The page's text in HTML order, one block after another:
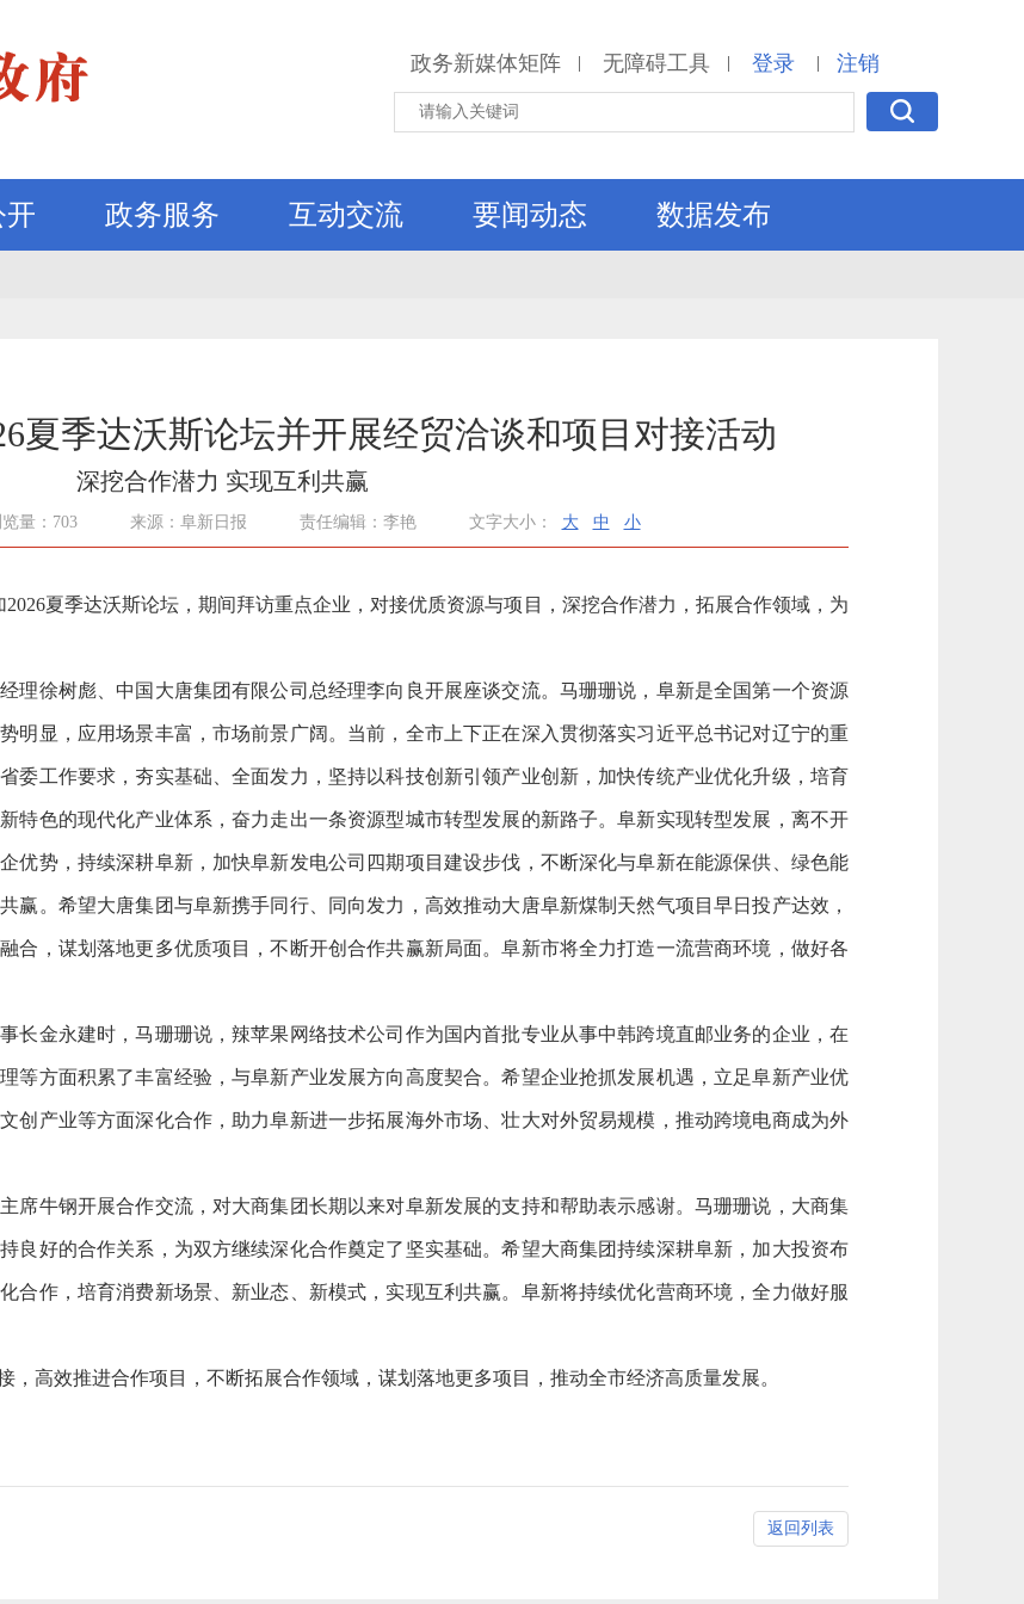
政务新媒体矩阵 | 无障碍工具 | 登录 | 注销
开 政务服务 互动交流 要闻动态 数据发布
夏季达沃斯论坛并开展经贸洽谈和项目对接活动
深挖合作潜力 实现互利共赢
量：703 来源：阜新日报 责任编辑：李艳 文字大小： 大 中 小
夏季达沃斯论坛，期间拜访重点企业，对接优质资源与项目，深挖合作潜力，拓展合作领域，为
徐树彪、中国大唐集团有限公司总经理李向良开展座谈交流。马珊珊说，阜新是全国第一个资源
明显，应用场景丰富，市场前景广阔。当前，全市上下正在深入贯彻落实习近平总书记对辽宁的重
委工作要求，夯实基础、全面发力，坚持以科技创新引领产业创新，加快传统产业优化升级，培育
特色的现代化产业体系，奋力走出一条资源型城市转型发展的新路子。阜新实现转型发展，离不开
优势，持续深耕阜新，加快阜新发电公司四期项目建设步伐，不断深化与阜新在能源保供、绿色能
赢。希望大唐集团与阜新携手同行、同向发力，高效推动大唐阜新煤制天然气项目早日投产达效，
合，谋划落地更多优质项目，不断开创合作共赢新局面。阜新市将全力打造一流营商环境，做好各
金永建时，马珊珊说，辣苹果网络技术公司作为国内首批专业从事中韩跨境直邮业务的企业，在
等方面积累了丰富经验，与阜新产业发展方向高度契合。希望企业抢抓发展机遇，立足阜新产业优
创产业等方面深化合作，助力阜新进一步拓展海外市场、壮大对外贸易规模，推动跨境电商成为外
牛钢开展合作交流，对大商集团长期以来对阜新发展的支持和帮助表示感谢。马珊珊说，大商集
良好的合作关系，为双方继续深化合作奠定了坚实基础。希望大商集团持续深耕阜新，加大投资布
合作，培育消费新场景、新业态、新模式，实现互利共赢。阜新将持续优化营商环境，全力做好服
效推进合作项目，不断拓展合作领域，谋划落地更多项目，推动全市经济高质量发展。
返回列表